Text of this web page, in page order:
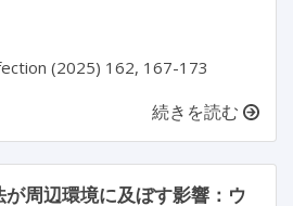
続きを読む
周辺環境に及ぼす影響：ウ